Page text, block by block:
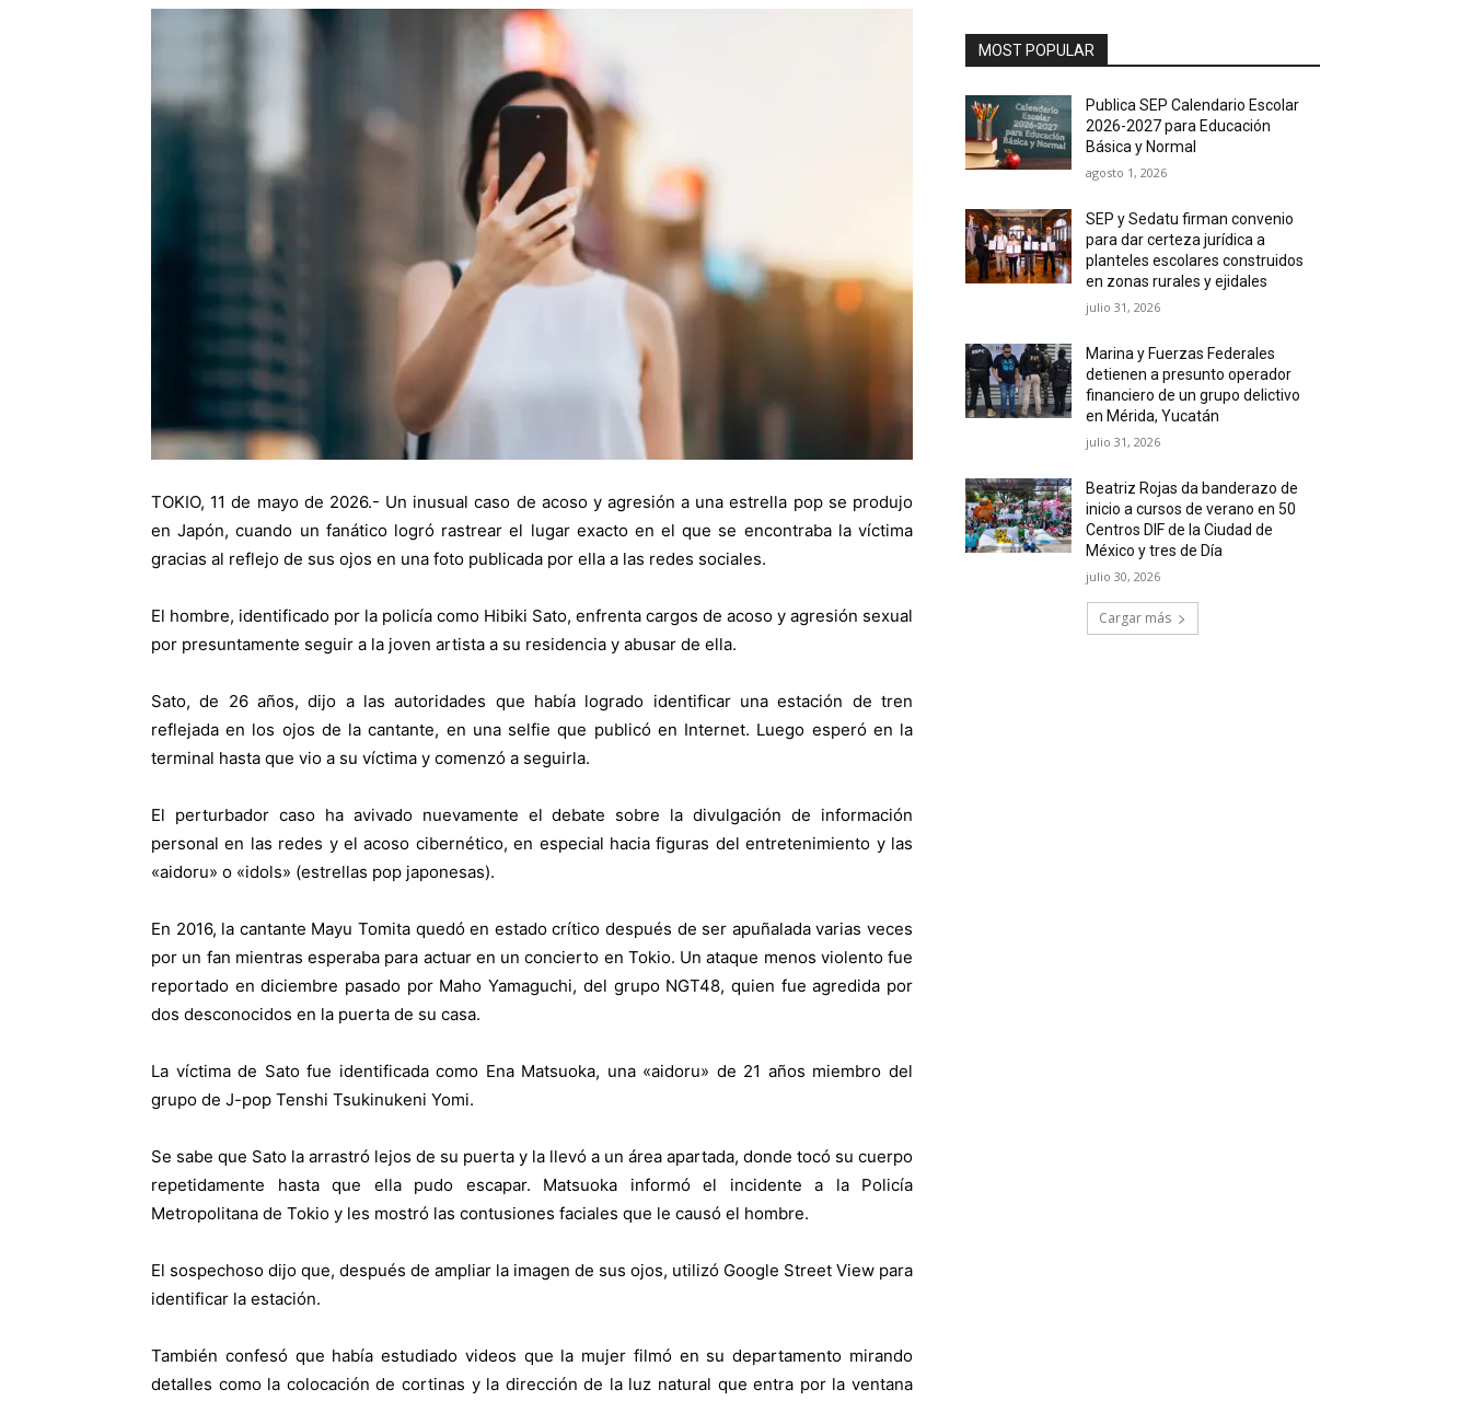
TOKIO, 11 de mayo de 2026.- Un inusual caso de acoso y agresión a una estrella pop se produjo
en Japón, cuando un fanático logró rastrear el lugar exacto en el que se encontraba la víctima
gracias al reflejo de sus ojos en una foto publicada por ella a las redes sociales.
El hombre, identificado por la policía como Hibiki Sato, enfrenta cargos de acoso y agresión sexual
por presuntamente seguir a la joven artista a su residencia y abusar de ella.
Sato, de 26 años, dijo a las autoridades que había logrado identificar una estación de tren
reflejada en los ojos de la cantante, en una selfie que publicó en Internet. Luego esperó en la
terminal hasta que vio a su víctima y comenzó a seguirla.
El perturbador caso ha avivado nuevamente el debate sobre la divulgación de información
personal en las redes y el acoso cibernético, en especial hacia figuras del entretenimiento y las
«aidoru» o «idols» (estrellas pop japonesas).
En 2016, la cantante Mayu Tomita quedó en estado crítico después de ser apuñalada varias veces
por un fan mientras esperaba para actuar en un concierto en Tokio. Un ataque menos violento fue
reportado en diciembre pasado por Maho Yamaguchi, del grupo NGT48, quien fue agredida por
dos desconocidos en la puerta de su casa.
La víctima de Sato fue identificada como Ena Matsuoka, una «aidoru» de 21 años miembro del
grupo de J-pop Tenshi Tsukinukeni Yomi.
Se sabe que Sato la arrastró lejos de su puerta y la llevó a un área apartada, donde tocó su cuerpo
repetidamente hasta que ella pudo escapar. Matsuoka informó el incidente a la Policía
Metropolitana de Tokio y les mostró las contusiones faciales que le causó el hombre.
El sospechoso dijo que, después de ampliar la imagen de sus ojos, utilizó Google Street View para
identificar la estación.
También confesó que había estudiado videos que la mujer filmó en su departamento mirando
detalles como la colocación de cortinas y la dirección de la luz natural que entra por la ventana
MOST POPULAR
Publica SEP Calendario Escolar
2026-2027 para Educación
Básica y Normal
agosto 1, 2026
SEP y Sedatu firman convenio
para dar certeza jurídica a
planteles escolares construidos
en zonas rurales y ejidales
julio 31, 2026
Marina y Fuerzas Federales
detienen a presunto operador
financiero de un grupo delictivo
en Mérida, Yucatán
julio 31, 2026
Beatriz Rojas da banderazo de
inicio a cursos de verano en 50
Centros DIF de la Ciudad de
México y tres de Día
julio 30, 2026
Cargar más